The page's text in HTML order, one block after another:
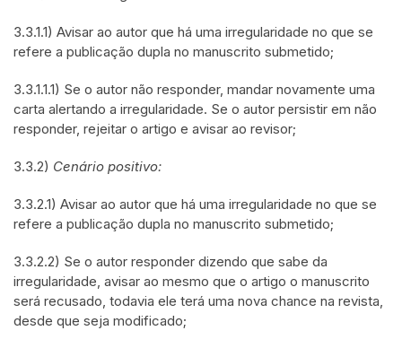
3.3.1.1) Avisar ao autor que há uma irregularidade no que se
refere a publicação dupla no manuscrito submetido;
3.3.1.1.1) Se o autor não responder, mandar novamente uma
carta alertando a irregularidade. Se o autor persistir em não
responder, rejeitar o artigo e avisar ao revisor;
3.3.2) Cenário positivo:
3.3.2.1) Avisar ao autor que há uma irregularidade no que se
refere a publicação dupla no manuscrito submetido;
3.3.2.2) Se o autor responder dizendo que sabe da
irregularidade, avisar ao mesmo que o artigo o manuscrito
será recusado, todavia ele terá uma nova chance na revista,
desde que seja modificado;